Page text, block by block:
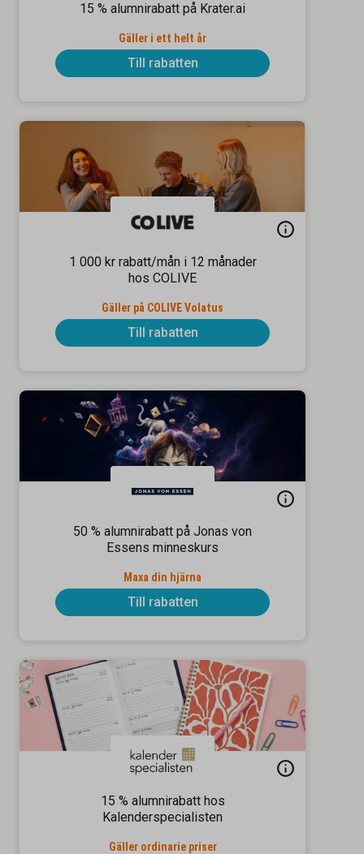
15 % alumnirabatt på Krater.ai
Gäller i ett helt år
Till rabatten
1 000 kr rabatt/mån i 12 månader
hos COLIVE
Gäller på COLIVE Volatus
Till rabatten
50 % alumnirabatt på Jonas von
Essens minneskurs
Maxa din hjärna
Till rabatten
15 % alumnirabatt hos
Kalenderspecialisten
Gäller ordinarie priser